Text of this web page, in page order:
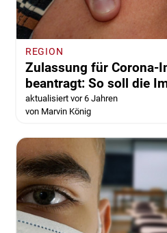
REGION
Zulassung für Corona-
beantragt: So soll die
aktualisiert vor 6 Jahren
von Marvin König